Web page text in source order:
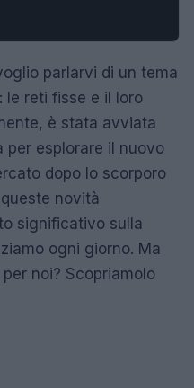
parlarvi di un tema
reti fisse e il loro
è stata avviata
per esplorare il nuovo
dopo lo scorporo
novità
significativo sulla
ogni giorno. Ma
noi? Scopriamolo